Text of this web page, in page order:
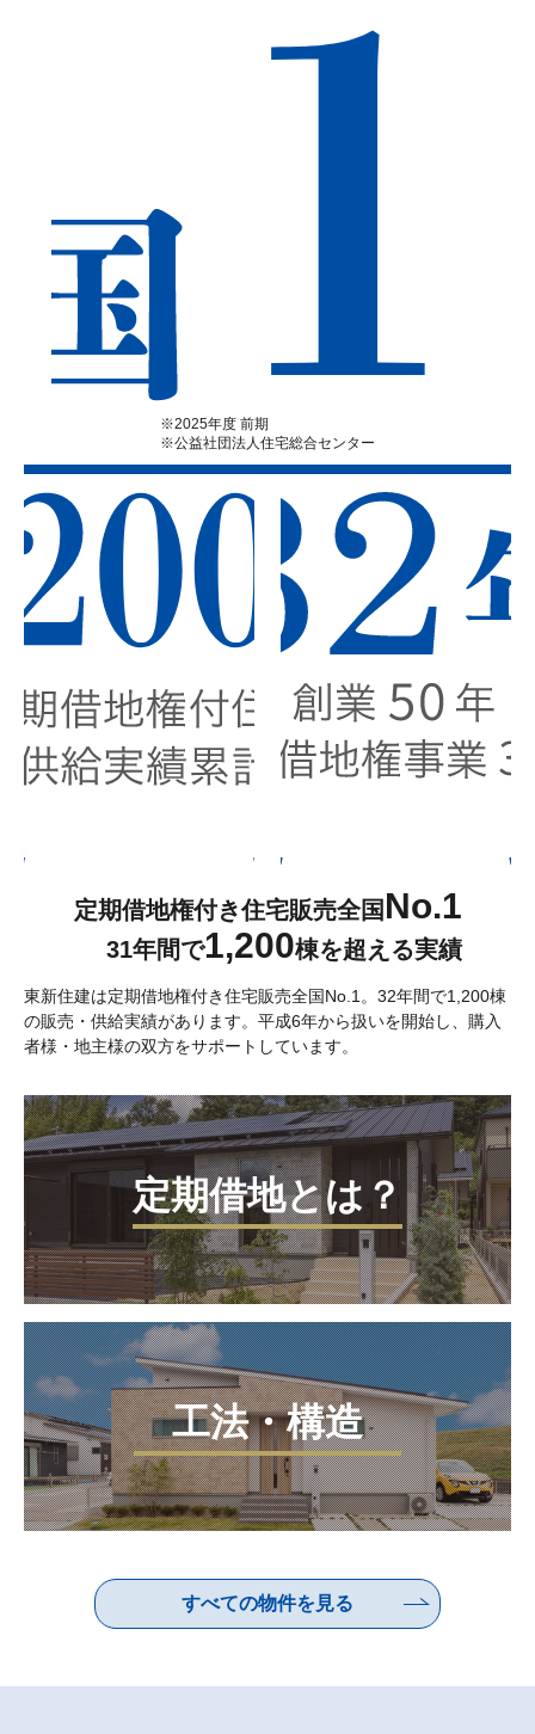
※2025年度 前期
※公益社団法人住宅総合センター
定期借地権付き住宅販売全国 No.1
31年間で1,200棟を超える実績
東新住建は定期借地権付き住宅販売全国No.1。32年間で1,200棟
の販売・供給実績があります。平成6年から扱いを開始し、購入
者様・地主様の双方をサポートしています。
定期借地とは？
工法・構造
すべての物件を見る